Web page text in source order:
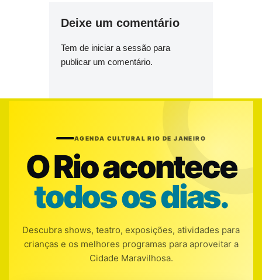
Deixe um comentário
Tem de iniciar a sessão para
publicar um comentário.
AGENDA CULTURAL RIO DE JANEIRO
O Rio acontece
todos os dias.
Descubra shows, teatro, exposições, atividades para
crianças e os melhores programas para aproveitar a
Cidade Maravilhosa.